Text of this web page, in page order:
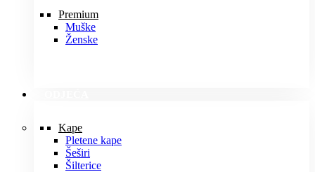
Premium
Muške
Ženske
Kape
Pletene kape
Šeširi
Šilterice